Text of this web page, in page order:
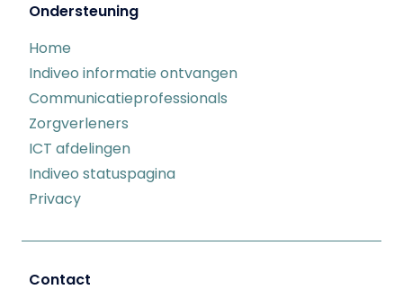
Ondersteuning
Home
Indiveo informatie ontvangen
Communicatieprofessionals
Zorgverleners
ICT afdelingen
Indiveo statuspagina
Privacy
Contact